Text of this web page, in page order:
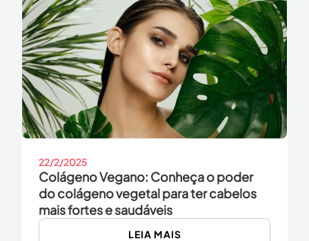
22/2/2025
Colágeno Vegano: Conheça o poder
do colágeno vegetal para ter cabelos
mais fortes e saudáveis
LEIA MAIS